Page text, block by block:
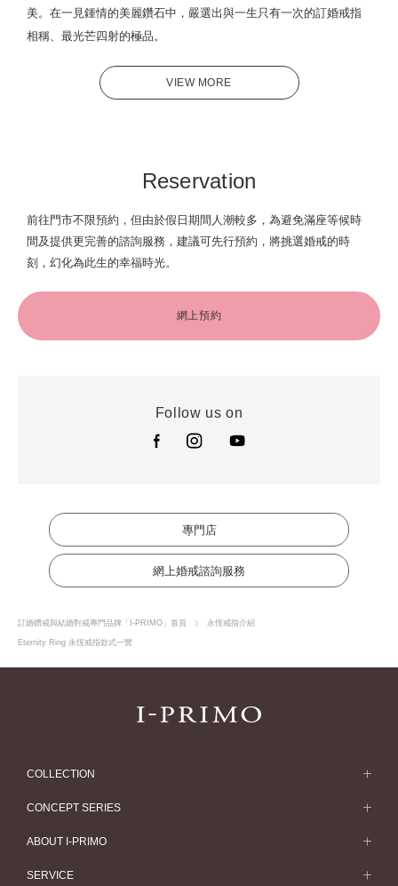
美。在一見鍾情的美麗鑽石中，嚴選出與一生只有一次的訂婚戒指
相稱、最光芒四射的極品。
VIEW MORE
Reservation
前往門市不限預約，但由於假日期間人潮較多，為避免滿座等候時
間及提供更完善的諮詢服務，建議可先行預約，將挑選婚戒的時
刻，幻化為此生的幸福時光。
網上預約
Follow us on
專門店
網上婚戒諮詢服務
訂婚鑽戒與結婚對戒專門品牌「I-PRIMO」首頁 永恆戒指介紹
Eternity Ring 永恆戒指款式一覽
COLLECTION
求婚戒指
求婚戒指款式一覽
CONCEPT SERIES
Concept Series
Etoile
ABOUT I-PRIMO
ABOUT I-PRIMO
SERVICE